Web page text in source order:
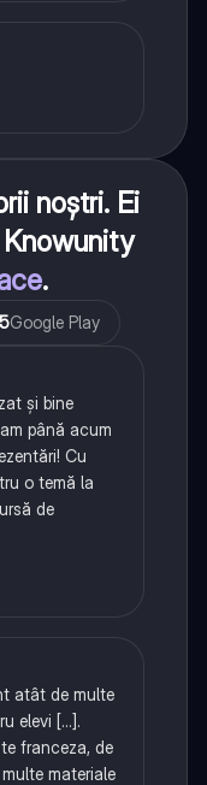
noștri. Ei
.
Google Play
și bine
până acum
Cu
o temă la
de
atât de multe
elevi [...].
franceza, de
materiale